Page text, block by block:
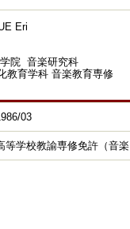
Eri
院 音楽研究科
教育学科 音楽教育専修
03
等学校教諭専修免許（音楽